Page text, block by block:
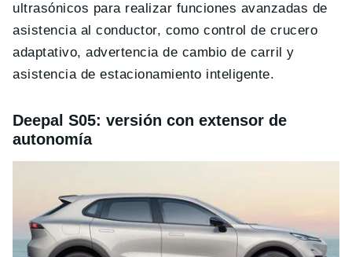
ultrasónicos para realizar funciones avanzadas de
asistencia al conductor, como control de crucero
adaptativo, advertencia de cambio de carril y
asistencia de estacionamiento inteligente.
Deepal S05: versión con extensor de
autonomía